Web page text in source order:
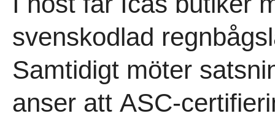
svenskodlad
Samtidigt möter
anser att ASC-